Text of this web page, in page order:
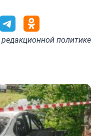
редакционной политике